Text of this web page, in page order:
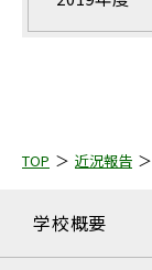
TOP 近況報告
学校概要